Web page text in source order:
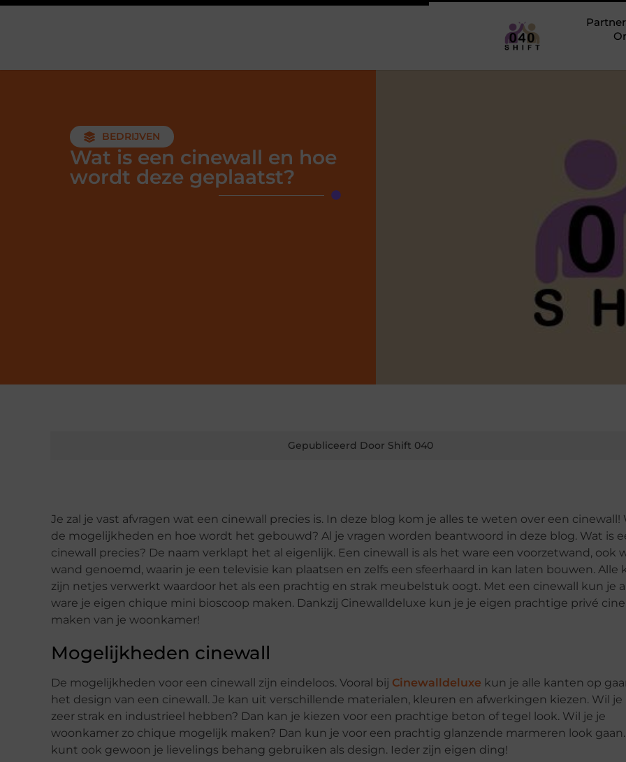
BEDRIJVEN
Wat is een cinewall en hoe
wordt deze geplaatst?
Gepubliceerd Door Shift 040
Je zal je vast afvragen wat een cinewall precies is. In deze blog kom je alles te weten over een cinewall!
de mogelijkheden en hoe wordt het gebouwd? Al je vragen worden beantwoord in deze blog. Wat is
cinewall precies? De naam verklapt het al eigenlijk. Een cinewall is als het ware een voorzetwand, ook
wand genoemd, waarin je een televisie kan plaatsen en zelfs een sfeerhaard in kan laten bouwen. Alle
zijn netjes verwerkt waardoor het als een prachtig en strak meubelstuk oogt. Met een cinewall kun je
ware je eigen chique mini bioscoop maken. Dankzij Cinewalldeluxe kun je je eigen prachtige privé
maken van je woonkamer!
Mogelijkheden cinewall
De mogelijkheden voor een cinewall zijn eindeloos. Vooral bij Cinewalldeluxe kun je alle kanten op
het design van een cinewall. Je kan uit verschillende materialen, kleuren en afwerkingen kiezen. Wil
zeer strak en industrieel hebben? Dan kan je kiezen voor een prachtige beton of tegel look. Wil je je
woonkamer zo chique mogelijk maken? Dan kun je voor een prachtig glanzende marmeren look
kunt ook gewoon je lievelings behang gebruiken als design. Ieder zijn eigen ding!